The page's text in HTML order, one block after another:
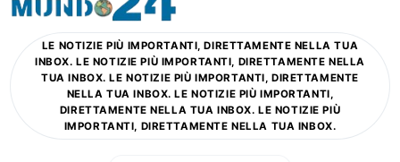
LE NOTIZIE PIÙ IMPORTANTI, DIRETTAMENTE NELLA TUA
INBOX. LE NOTIZIE PIÙ IMPORTANTI, DIRETTAMENTE NELLA
TUA INBOX. LE NOTIZIE PIÙ IMPORTANTI, DIRETTAMENTE
NELLA TUA INBOX. LE NOTIZIE PIÙ IMPORTANTI,
DIRETTAMENTE NELLA TUA INBOX. LE NOTIZIE PIÙ
IMPORTANTI, DIRETTAMENTE NELLA TUA INBOX.